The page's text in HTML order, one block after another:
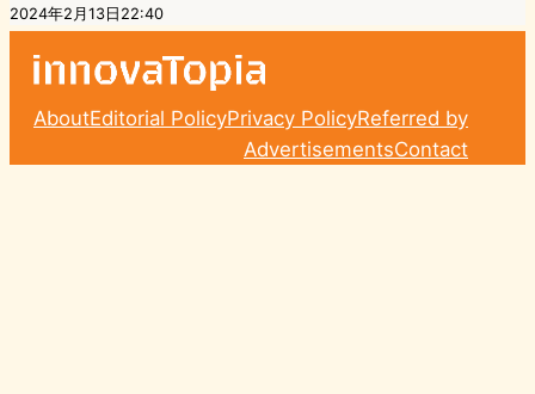
2024年2月13日22:40
AboutEditorial PolicyPrivacy PolicyReferred by
AdvertisementsContact